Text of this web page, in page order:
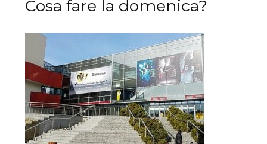
Cosa fare la domenica?